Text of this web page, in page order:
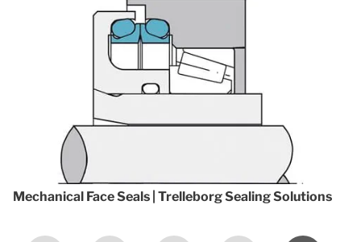
Mechanical Face Seals | Trelleborg Sealing Solutions